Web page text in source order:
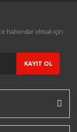
haberdar olmak için
KAYIT OL